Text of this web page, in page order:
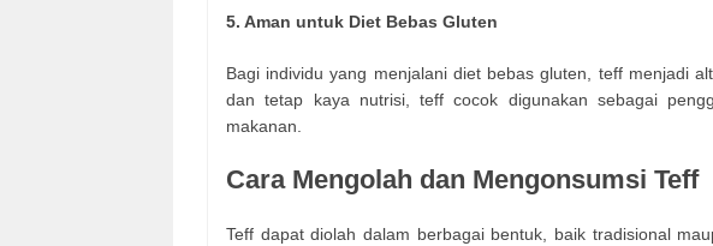
5. Aman untuk Diet Bebas Gluten
Bagi individu yang menjalani diet bebas gluten, teff menjadi
dan tetap kaya nutrisi, teff cocok digunakan sebagai
makanan.
Cara Mengolah dan Mengonsumsi Teff
Teff dapat diolah dalam berbagai bentuk, baik tradisional